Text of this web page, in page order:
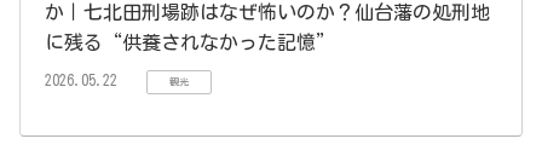
か｜七北田刑場跡はなぜ怖いのか？仙台藩の処刑地
に残る“供養されなかった記憶”
2026.05.22 観光